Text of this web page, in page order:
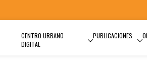
CENTRO URBANO
DIGITAL
PUBLICACIONES